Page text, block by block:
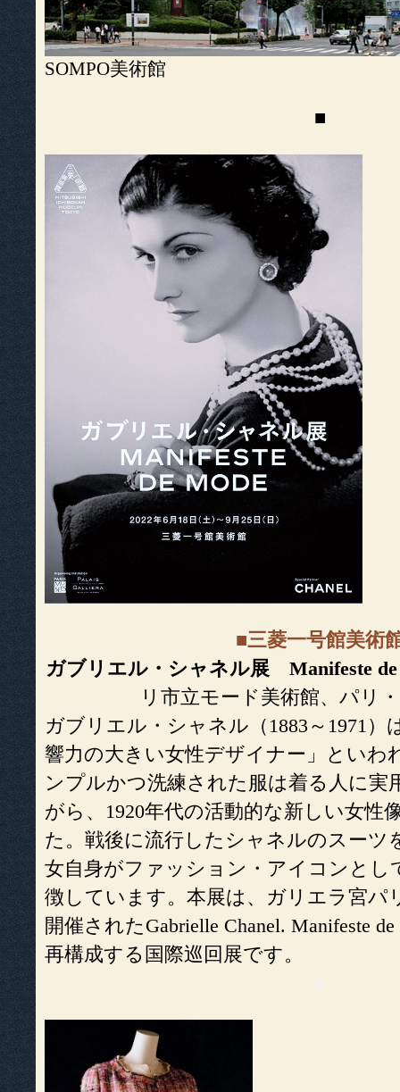
SOMPO美術館
■
■三菱一号館美術
ガブリエル・シャネル展 Manifeste
リ市立モード美術館、パリ
ガブリエル・シャネル（1883～1971）
響力の大きい女性デザイナー」といわ
ンプルかつ洗練された服は着る人に実
がら、1920年代の活動的な新しい女性
た。戦後に流行したシャネルのスーツ
女自身がファッション・アイコンとし
徴しています。本展は、ガリエラ宮パ
開催されたGabrielle Chanel. Manifeste
再構成する国際巡回展です。